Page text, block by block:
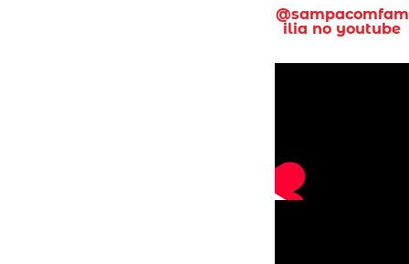
@sampacomfam
ilia no youtube